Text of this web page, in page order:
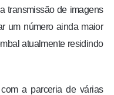
transmissão de imagens
um número ainda maior
atualmente residindo
a parceria de várias